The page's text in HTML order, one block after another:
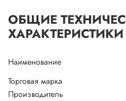
ОБЩИЕ
ХАРАКТЕРИСТИКИ
Наименование
Торговая марка
Производитель